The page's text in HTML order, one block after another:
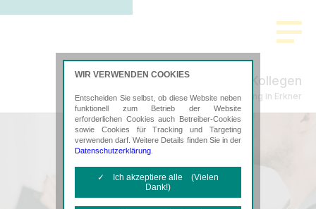
Schenke, Plachta & Kollegen
Steuerberatung in Erkner
WIR VERWENDEN COOKIES
Entscheiden Sie selbst, ob diese Website neben
funktionell zum Betrieb der Website
erforderlichen Cookies auch Betreiber-Cookies
sowie Cookies für Tracking und Targeting
verwenden darf. Weitere Details finden Sie in der
Datenschutzerklärung
✓ Ich akzeptiere alle (Vielen
Dank!)